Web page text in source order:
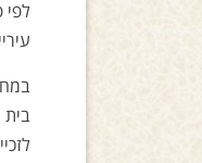
‏לפי
בית